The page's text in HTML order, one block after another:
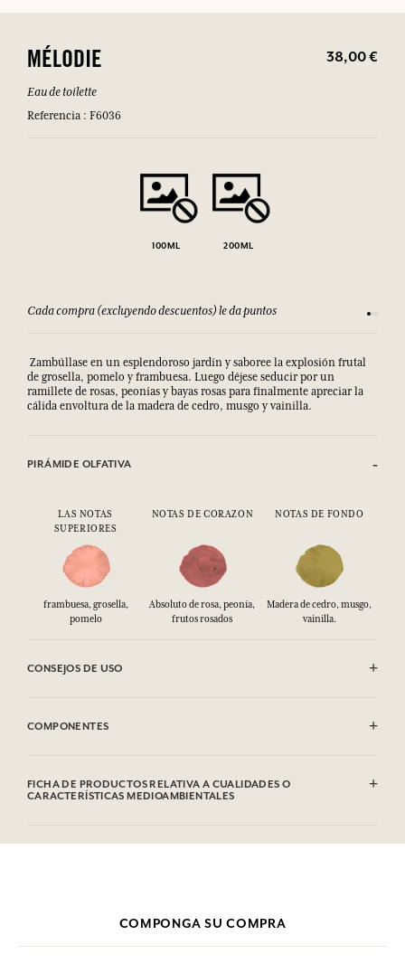
MÉLODIE 38,00 €
Eau de toilette
Referencia : F6036
100ML 200ML
Cada compra (excluyendo descuentos) le da puntos
Zambúllase en un esplendoroso jardín y saboree la explosión frutal
de grosella, pomelo y frambuesa. Luego déjese seducir por un
ramillete de rosas, peonías y bayas rosas para finalmente apreciar la
cálida envoltura de la madera de cedro, musgo y vainilla.
PIRÁMIDE OLFATIVA
LAS NOTAS
SUPERIORES
NOTAS DE CORAZON NOTAS DE FONDO
frambuesa, grosella,
pomelo
Absoluto de rosa, peonía,
frutos rosados
Madera de cedro, musgo,
vainilla.
CONSEJOS DE USO
COMPONENTES
del producto comprado.
FICHA DE PRODUCTOS RELATIVA A CUALIDADES O
CARACTERÍSTICAS MEDIOAMBIENTALES
COMPONGA SU COMPRA